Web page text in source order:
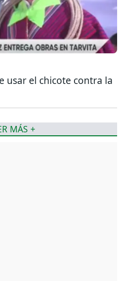
usar el chicote contra la
MÁS +